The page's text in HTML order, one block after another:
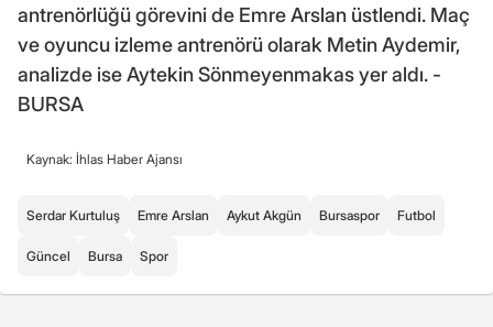
antrenörlüğü görevini de Emre Arslan üstlendi. Maç
ve oyuncu izleme antrenörü olarak Metin Aydemir,
analizde ise Aytekin Sönmeyenmakas yer aldı. -
BURSA
Kaynak: İhlas Haber Ajansı
Serdar Kurtuluş Emre Arslan Aykut Akgün Bursaspor Futbol
Güncel Bursa Spor